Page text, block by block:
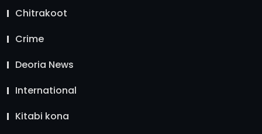
Chitrakoot
Crime
Deoria News
International
Kitabi kona